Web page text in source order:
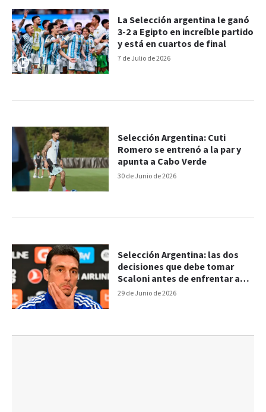
7 de Julio de 2026
La Selección argentina le ganó
3-2 a Egipto en increíble partido
y está en cuartos de final
30 de Junio de 2026
Selección Argentina: Cuti
Romero se entrenó a la par y
apunta a Cabo Verde
29 de Junio de 2026
Selección Argentina: las dos
decisiones que debe tomar
Scaloni antes de enfrentar a
Cabo Verde